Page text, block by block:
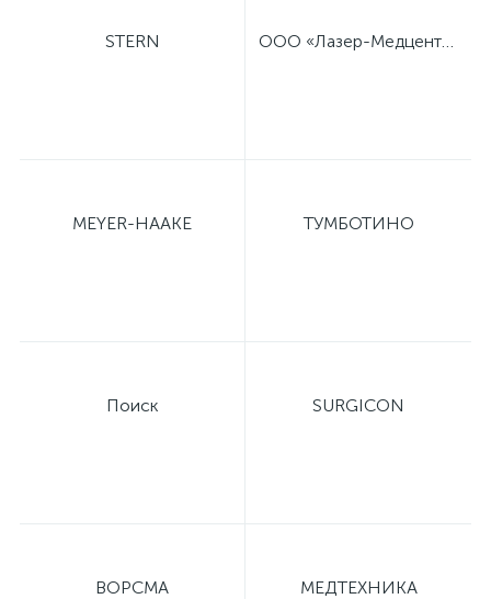
STERN ООО «Лазер-Медцентр»
MEYER-HAAKE ТУМБОТИНО
Поиск SURGICON
ВОРСМА МЕДТЕХНИКА